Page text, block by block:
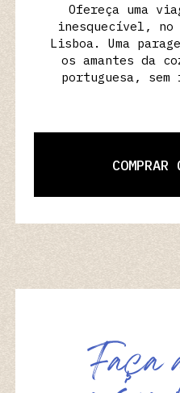
Ofereça uma
inesquecível, no
Lisboa. Uma
os amantes da
portuguesa,
Faça